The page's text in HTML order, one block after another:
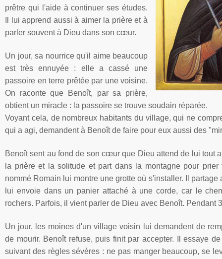
prêtre qui l'aide à continuer ses études.
lui apprend aussi à aimerla prièreetà
parler souvent à Dieu dans son cœur.
Un jour, sa nourrice qu'il aime beaucoup
est très ennuyée : ellea cassé
une
passoire en terre prêtéepar une voisine.
On raconte que Benoît, parsa prière,
obtientun miracle : la passoire se trouve soudain réparée.
Voyant cela, de nombreux habitants du village, qui ne
qui a agi, demandent à Benoîtde faire pour eux aussi des
Benoîtsent au fond de son cœur que Dieu attend de lui tout
la prièreet la solitude et part dansla montagnepour prier
nommé Romain lui montre une grotte où s'installer. Il partage
lui envoie dansun panier attaché à une corde, car le
rochers. Parfois, il vient parler de Dieu avec Benoît. Pendant
Un jour, les moines d'un villagevoisin lui demandentde
de mourir. Benoîtrefuse, puis finitpar accepter. Ilessaye
suivantdes règles sévères : ne pas manger beaucoup, se